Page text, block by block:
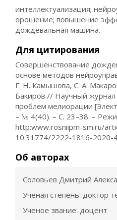
интеллектуализация;
орошение; повышение
дождевальная машина.
Для цитирования
Совершенствование
основе методов
Г. Н. Камышова, С. А.
Бакиров // Научный
проблем мелиорации
– № 4(40). – С. 23–38. –
http:www.rosniipm-sm.ru/
10.31774/2222-1816-2020-
Об авторах
Соловьев Дмитрий
Ученая степень: доктор
Ученое звание: доцент